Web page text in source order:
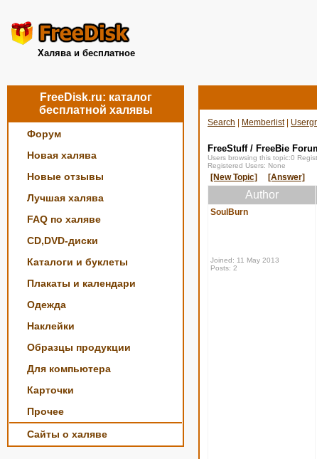
Халява и бесплатное
FreeDisk.ru: каталог
бесплатной халявы
Форум
Новая халява
Новые отзывы
Лучшая халява
FAQ по халяве
CD,DVD-диски
Каталоги и буклеты
Плакаты и календари
Одежда
Наклейки
Образцы продукции
Для компьютера
Карточки
Прочее
Сайты о халяве
Search Memberlist|
FreeStuff / FreeBie
Users browsing this topic:0
Registered Users: None
[New Topic] [Answer]
Author
SoulBurn
Joined: 11 May 2013
Posts: 2